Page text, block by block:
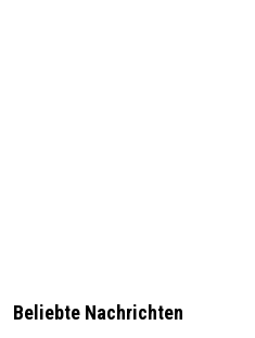
Beliebte Nachrichten